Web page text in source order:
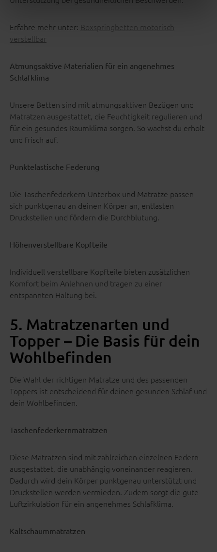
Erfahre mehr unter: Boxspringbetten motorisch
verstellbar
Atmungsaktive Materialien für ein angenehmes
Schlafklima
Unsere Betten sind mit atmungsaktiven Bezügen und
Matratzen ausgestattet, die Feuchtigkeit regulieren und
für ein gesundes Raumklima sorgen. So wachst du erholt
und frisch auf.
Punktelastische Federung
Die Taschenfederkern-Unterbox und Matratze passen
sich punktgenau an deinen Körper an, entlasten
Druckstellen und fördern die Durchblutung.
Höhenverstellbare Kopfteile
Individuell verstellbare Kopfteile bieten zusätzlichen
Komfort beim Anlehnen und tragen zu einer
entspannten Haltung bei.
5. Matratzenarten und
Topper – Die Basis für dein
Wohlbefinden
Die Wahl der richtigen Matratze und des passenden
Toppers ist entscheidend für deinen gesunden Schlaf und
dein Wohlbefinden.
Taschenfederkernmatratzen
Diese Matratzen sind mit zahlreichen einzelnen Federn
ausgestattet, die unabhängig voneinander reagieren.
Dadurch wird dein Körper punktgenau unterstützt und
Druckstellen werden vermieden. Zudem sorgt die gute
Luftzirkulation für ein angenehmes Schlafklima.
Kaltschaummatratzen